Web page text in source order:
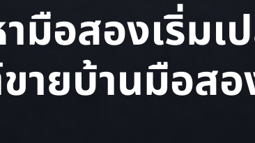
มือสองเริ่มเ
ายบ้านมือส